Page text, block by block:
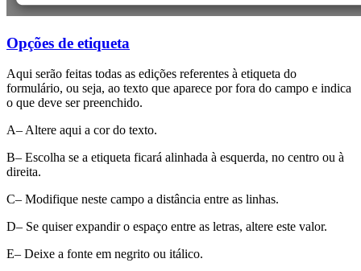
Opções de etiqueta
Aqui serão feitas todas as edições referentes à etiqueta do
formulário, ou seja, ao texto que aparece por fora do campo e indica
o que deve ser preenchido.
A– Altere aqui a cor do texto.
B– Escolha se a etiqueta ficará alinhada à esquerda, no centro ou à
direita.
C– Modifique neste campo a distância entre as linhas.
D– Se quiser expandir o espaço entre as letras, altere este valor.
E– Deixe a fonte em negrito ou itálico.